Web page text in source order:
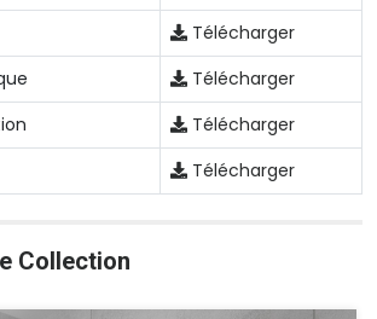
Télécharger
Télécharger
Télécharger
Télécharger
Collection